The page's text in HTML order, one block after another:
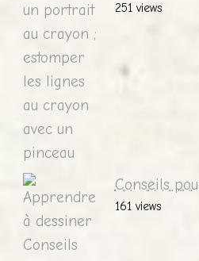
251 views
Conseils
161 views